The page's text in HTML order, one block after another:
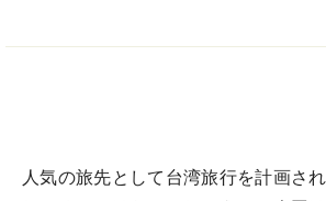
人気の旅先として台湾旅行を計画さ